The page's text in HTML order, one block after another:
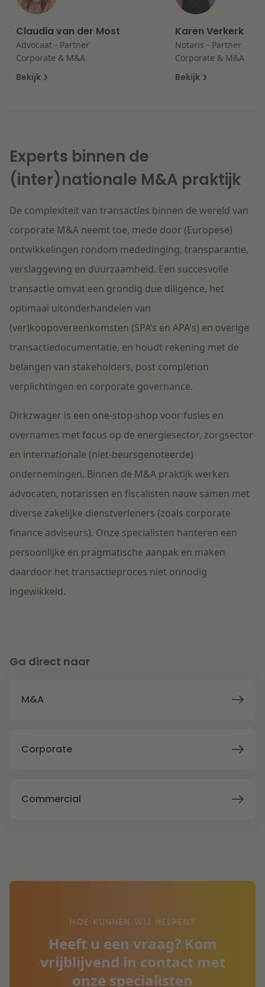
Claudia van der Most
Advocaat - Partner
Corporate & M&A
Bekijk
Karen Verkerk
Notaris - Partner
Corporate & M&A
Bekijk
Experts binnen de
(inter)nationale M&A praktijk
De complexiteit van transacties binnen de wereld van
corporate M&A neemt toe, mede door (Europese)
ontwikkelingen rondom mededinging, transparantie,
verslaggeving en duurzaamheid. Een succesvolle
transactie omvat een grondig due diligence, het
optimaal uitonderhandelen van
(ver)koopovereenkomsten (SPA’s en APA's) en overige
transactiedocumentatie, en houdt rekening met de
belangen van stakeholders, post completion
verplichtingen en corporate governance.
Dirkzwager is een one-stop-shop voor fusies en
overnames met focus op de energiesector, zorgsector
en internationale (niet-beursgenoteerde)
ondernemingen. Binnen de M&A praktijk werken
advocaten, notarissen en fiscalisten nauw samen met
diverse zakelijke dienstverleners (zoals corporate
finance adviseurs). Onze specialisten hanteren een
persoonlijke en pragmatische aanpak en maken
daardoor het transactieproces niet onnodig
ingewikkeld.
Ga direct naar
M&A
Corporate
Commercial
HOE KUNNEN WIJ HELPEN?
Heeft u een vraag? Kom
vrijblijvend in contact met
onze specialisten